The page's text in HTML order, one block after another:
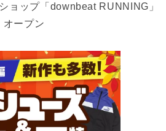
ョップ「downbeat RUNNING」
オープン